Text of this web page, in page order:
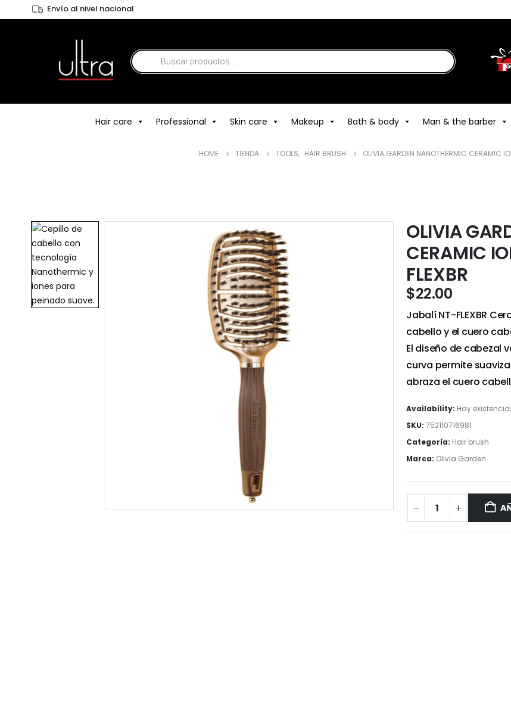
Envío al nivel nacional
Hair care Professional Skin care Makeup Bath & body Man & the barber
HOME TIENDA TOOLS, HAIR BRUSH OLIVIA GARDEN NANOTHERMIC CERAMIC
OLIVIA
CERAMIC
FLEXBR
$22.00
Jabalí NT-FLEXBR
cabello y el cuero
El diseño de cabezal
curva permite
abraza el cuero
Availability: Hay
SKU: 752110716981
Categoría: Hair brush
Marca: Olivia Garden